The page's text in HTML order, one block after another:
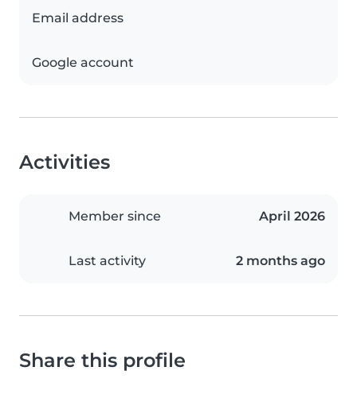
Email address
Google account
Activities
Member since April 2026
Last activity 2 months ago
Share this profile